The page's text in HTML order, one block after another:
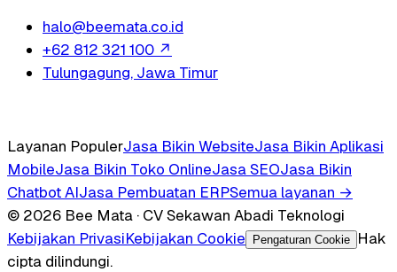
halo@beemata.co.id
+62 812 321 100 ↗
Tulungagung, Jawa Timur
Layanan PopulerJasa Bikin WebsiteJasa Bikin Aplikasi
MobileJasa Bikin Toko OnlineJasa SEOJasa Bikin
Chatbot AIJasa Pembuatan ERPSemua layanan →
© 2026 Bee Mata · CV Sekawan Abadi Teknologi
Kebijakan PrivasiKebijakan Cookie Pengaturan Cookie
Hak
cipta dilindungi.